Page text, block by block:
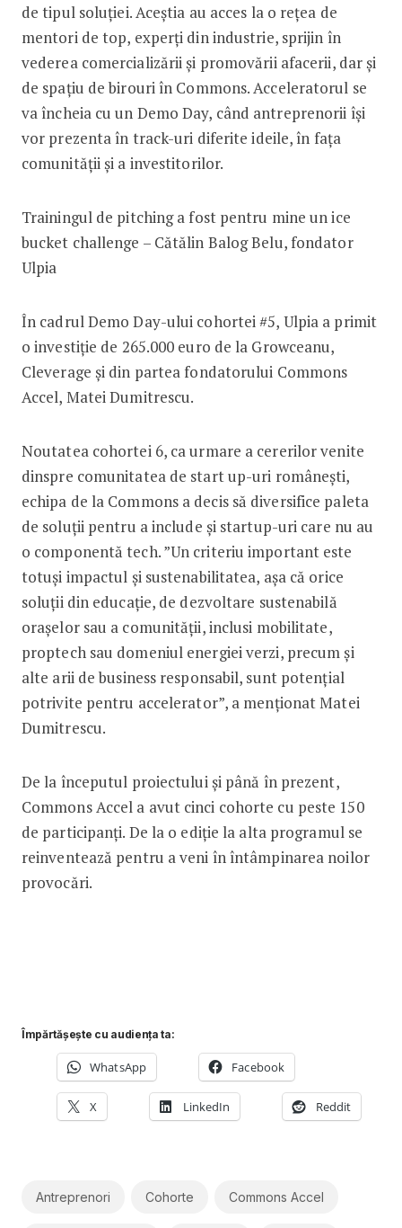
de tipul soluției. Aceștia au acces la o rețea de
mentori de top, experți din industrie, sprijin în
vederea comercializării și promovării afacerii, dar și
de spațiu de birouri în Commons. Acceleratorul se
va încheia cu un Demo Day, când antreprenorii își
vor prezenta în track-uri diferite ideile, în fața
comunității și a investitorilor.
Trainingul de pitching a fost pentru mine un ice
bucket challenge – Cătălin Balog Belu, fondator
Ulpia
În cadrul Demo Day-ului cohortei #5, Ulpia a primit
o investiție de 265.000 euro de la Growceanu,
Cleverage și din partea fondatorului Commons
Accel, Matei Dumitrescu.
Noutatea cohortei 6, ca urmare a cererilor venite
dinspre comunitatea de start up-uri românești,
echipa de la Commons a decis să diversifice paleta
de soluții pentru a include și startup-uri care nu au
o componentă tech. ”Un criteriu important este
totuși impactul și sustenabilitatea, așa că orice
soluții din educație, de dezvoltare sustenabilă
orașelor sau a comunității, inclusi mobilitate,
proptech sau domeniul energiei verzi, precum și
alte arii de business responsabil, sunt potențial
potrivite pentru accelerator”, a menționat Matei
Dumitrescu.
De la începutul proiectului și până în prezent,
Commons Accel a avut cinci cohorte cu peste 150
de participanți. De la o ediție la alta programul se
reinventează pentru a veni în întâmpinarea noilor
provocări.
Împărtășește cu audiența ta:
WhatsApp Facebook
X LinkedIn Reddit
Antreprenori Cohorte Commons Accel